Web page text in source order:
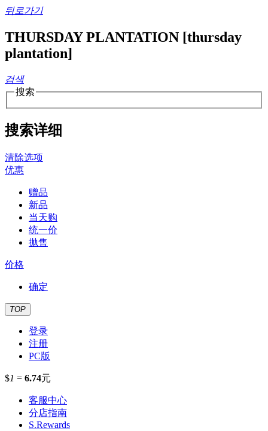
뒤로가기
THURSDAY PLANTATION [thursday
plantation]
검색
搜索
搜索详细
清除选项
优惠
赠品
新品
当天购
统一价
拋售
价格
确定
TOP
登录
注册
PC版
$1 = 6.74元
客服中心
分店指南
S.Rewards